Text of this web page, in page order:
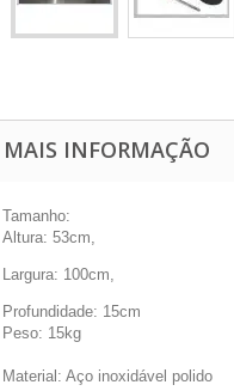
MAIS INFORMAÇÃO
Tamanho:
Altura: 53cm,
Largura: 100cm,
Profundidade: 15cm
Peso: 15kg
Material: Aço inoxidável polido